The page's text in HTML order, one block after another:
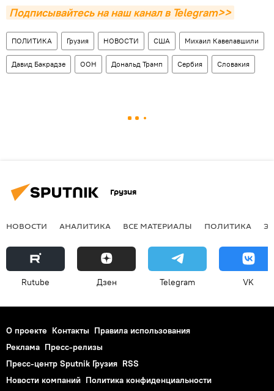
Подписывайтесь на наш канал в Telegram>>
ПОЛИТИКА Грузия НОВОСТИ США Михаил Кавелавшили
Давид Бакрадзе ООН Дональд Трамп Сербия Словакия
Грузия
НОВОСТИ АНАЛИТИКА ВСЕ МАТЕРИАЛЫ ПОЛИТИКА
Rutube Дзен Telegram VK
О проекте Контакты Правила использования
Реклама Пресс-релизы
Пресс-центр Sputnik Грузия RSS
Новости компаний Политика конфиденциальности